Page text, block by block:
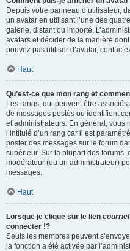
Depuis votre panneau d’utilisateur,
un avatar en utilisant l’une des
galerie, distant ou importé.
avatars et décider de la manière
pouvez pas utiliser d’avatar,
Haut
Qu’est-ce que mon rang et
Les rangs, qui peuvent être
de messages postés ou identifient
et administrateurs. En général, vous
l’intitulé d’un rang car il est
poster des messages sur le forum
supérieur. Sur la plupart des forums,
modérateur (ou un administrateur)
messages.
Haut
Lorsque je clique sur le lien courriel
connecter !?
Seuls les membres peuvent
la fonction a été activée par